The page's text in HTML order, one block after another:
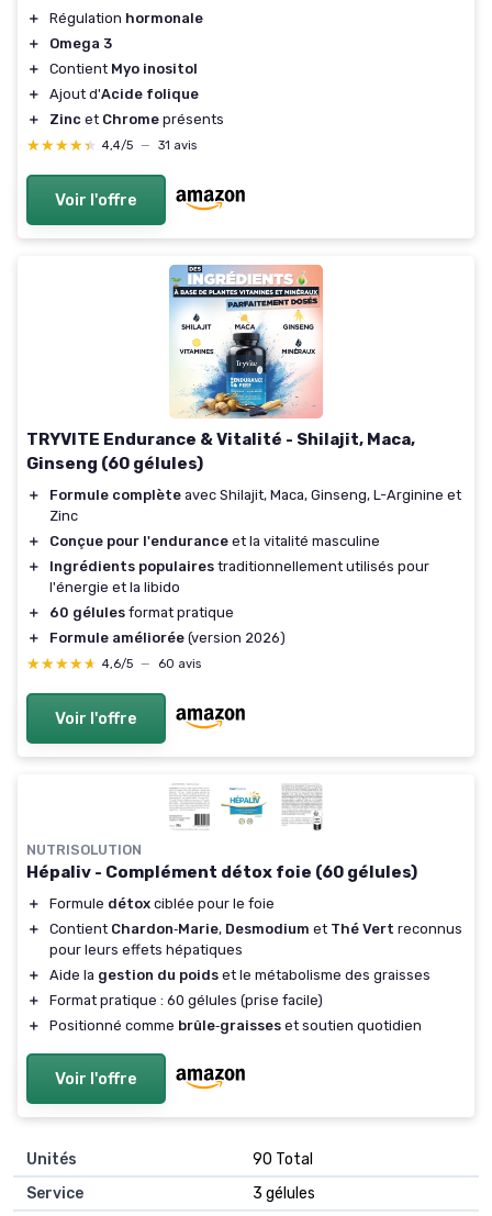
＋ Régulation hormonale
＋
Omega 3
＋
Contient Myo inositol
＋
Ajout d'Acide folique
＋
Zinc et Chrome présents
★★★★★
★★★★★ 4,4/5 — 31 avis
Voir l'offre
TRYVITE Endurance & Vitalité - Shilajit, Maca,
Ginseng (60 gélules)
＋ Formule complète avec Shilajit, Maca, Ginseng, L-Arginine et
Zinc
＋
Conçue pour l'endurance et la vitalité masculine
＋
Ingrédients populaires traditionnellement utilisés pour
l'énergie et la libido
＋
60 gélules format pratique
＋
Formule améliorée (version 2026)
★★★★★
★★★★★ 4,6/5 — 60 avis
Voir l'offre
NUTRISOLUTION
Hépaliv - Complément détox foie (60 gélules)
＋ Formule détox ciblée pour le foie
＋
Contient Chardon‑Marie, Desmodium et Thé Vert reconnus
pour leurs effets hépatiques
＋
Aide la gestion du poids et le métabolisme des graisses
＋
Format pratique : 60 gélules (prise facile)
＋
Positionné comme brûle‑graisses et soutien quotidien
Voir l'offre
Unités
‎90 Total
Service
‎3 gélules